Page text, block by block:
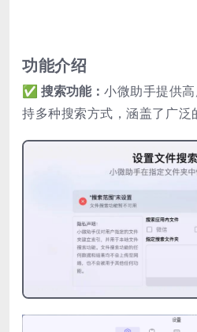
功能介绍
✅ 搜索功能： 小微助手提供
持多种搜索方式，涵盖了广泛